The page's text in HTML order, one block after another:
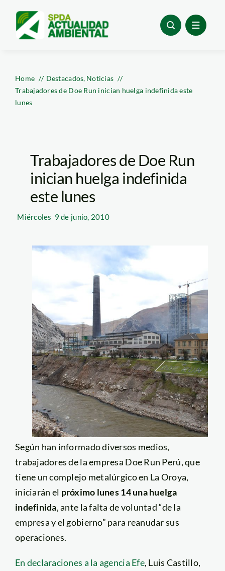
content
Home Destacados Noticias
Trabajadores de Doe Run inician huelga indefinida este
lunes
Trabajadores de Doe Run
inician huelga indefinida
este lunes
Miércoles 9 de junio, 2010
Según han informado diversos medios,
trabajadores de la empresa Doe Run Perú, que
tiene un complejo metalúrgico en La Oroya,
iniciarán el próximo lunes 14 una huelga
indefinida, ante la falta de voluntad “de la
empresa y el gobierno” para reanudar sus
operaciones.
En declaraciones a la agencia Efe, Luis Castillo,